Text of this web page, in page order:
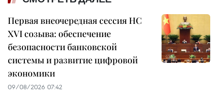
Первая внеочередная сессия НС
XVI созыва: обеспечение
безопасности банковской
системы и развитие цифровой
экономики
09/08/2026 07:42